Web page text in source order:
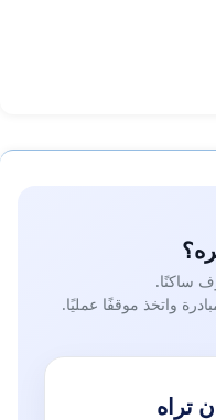
ساكنًا.
واتخذ موقفًا عمليًا.
تراه